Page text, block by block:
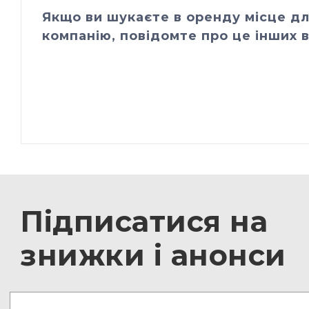
Якщо ви шукаєте в оренду місце
компанію, повідомте про це інших
Підписатися на
знижки і анонси